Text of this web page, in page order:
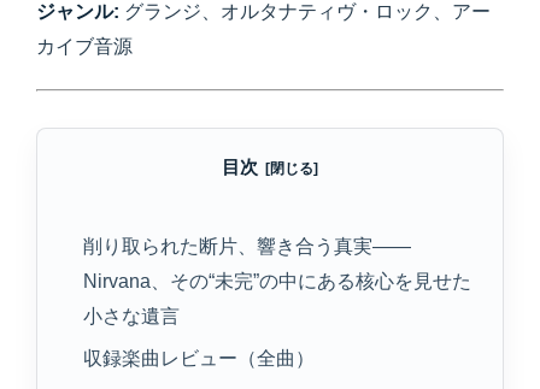
ジャンル: グランジ、オルタナティヴ・ロック、アー
カイブ音源
目次
削り取られた断片、響き合う真実——
Nirvana、その“未完”の中にある核心を見せた
小さな遺言
収録楽曲レビュー（全曲）